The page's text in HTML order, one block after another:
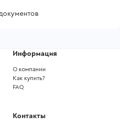
Информация
О компании
Как купить?
FAQ
Контакты